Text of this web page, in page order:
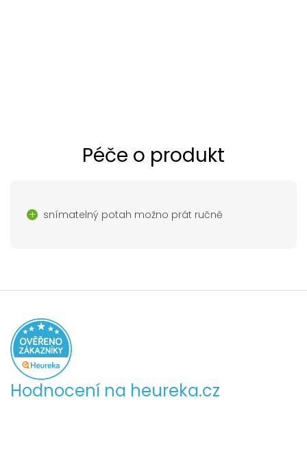
Péče o produkt
snímatelný potah možno prát ručně
Hodnocení na heureka.cz